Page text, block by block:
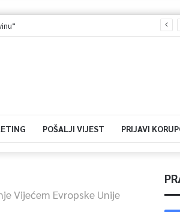
POŠALJI VIJEST PRIJAVI
Vijećem Evropske Unije